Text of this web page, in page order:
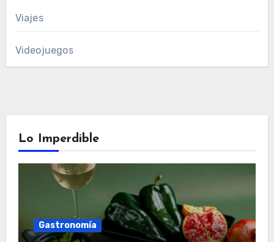
Viajes
Videojuegos
Lo Imperdible
Gastronomía